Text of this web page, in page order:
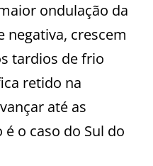
ondulação da
negativa, crescem
tardios de frio
retido na
até as
o caso do Sul do